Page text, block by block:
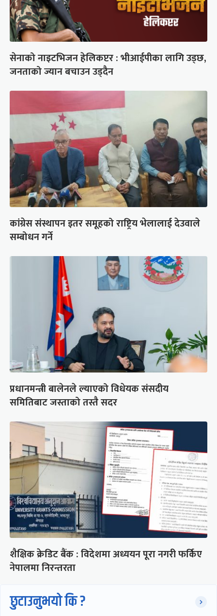
सेनाको नाइटभिजन हेलिकप्टर : भीआईपीका लागि उड्छ,
जनताको ज्यान बचाउन उड्दैन
कांग्रेस संस्थापन इतर समूहको राष्ट्रिय भेलालाई देउवाले
सम्बोधन गर्ने
प्रधानमन्त्री बालेनले ल्याएको विधेयक संसदीय
समितिबाट जस्ताको तस्तै सदर
शैक्षिक क्रेडिट बैंक : विदेशमा अध्ययन पूरा नगरी फर्किए
नेपालमा निरन्तरता
छुटाउनुभयो कि ?